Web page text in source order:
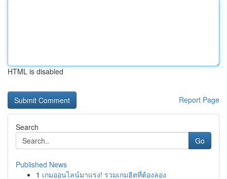
HTML is disabled
Report Page
Search
Go
Published News
1 เกมออนไลน์มาแรง! รวมเกมฮิตที่ต้องลอง